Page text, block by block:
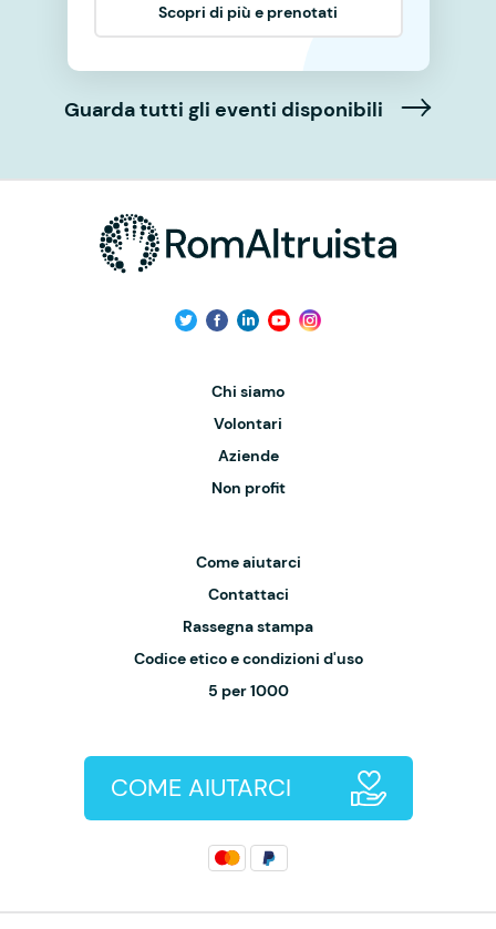
Scopri di più e prenotati
Guarda tutti gli eventi disponibili
Chi siamo
Volontari
Aziende
Non profit
Come aiutarci
Contattaci
Rassegna stampa
Codice etico e condizioni d'uso
5 per 1000
COME AIUTARCI